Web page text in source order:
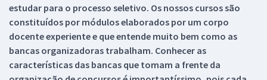
estudar para o processo seletivo. Os nossos cursos são
constituídos por módulos elaborados por um corpo
docente experiente e que entende muito bem como as
bancas organizadoras trabalham. Conhecer as
características das bancas que tomam a frente da